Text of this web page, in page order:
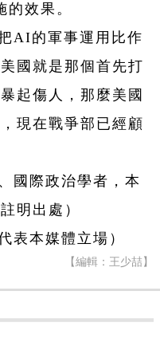
效果。
AI的軍事運用比作
國就是那個首先打
起傷人，那麼美國
現在戰爭部已經顧
國際政治學者，本
明出處）
表本媒體立場）
【編輯：王少喆】